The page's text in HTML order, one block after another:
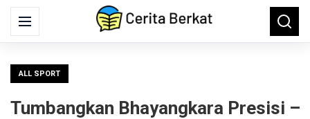
Menu
Search
for:
ALL SPORT
Tumbangkan Bhayangkara Presisi –